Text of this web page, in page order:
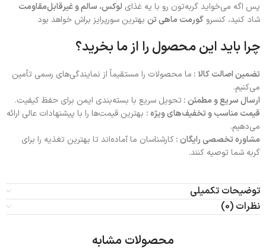
پس اگه می‌خواید گربه‌تون رو با یه غذای لوکس، سالم و غیرقابل‌مقاومت
شاد کنید، کنسرو گورمت ماهی تن بهترین سورپرایز براش خواهد بود
چرا باید این محصول را از ما بخرید؟
تضمین اصالت کالا : ما محصولات را مستقیماً از نمایندگی‌های رسمی تأمین
می‌کنیم.
ارسال سریع و مطمئن :تحویل سریع با بسته‌بندی ایمن برای حفظ کیفیت.
قیمت مناسب و تخفیف‌های ویژه : بهترین قیمت‌ها را با پیشنهادات عالی ارائه
می‌دهیم.
مشاوره تخصصی رایگان :کارشناسان ما آماده‌اند تا بهترین تغذیه را برای
گربه شما توصیه کنند.
توضیحات تکمیلی
نظرات (0)
محصولات مشابه